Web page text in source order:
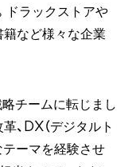
ドラックストアや
籍など様々な企業
チームに転じまし
、DX（デジタルト
テーマを経験させ